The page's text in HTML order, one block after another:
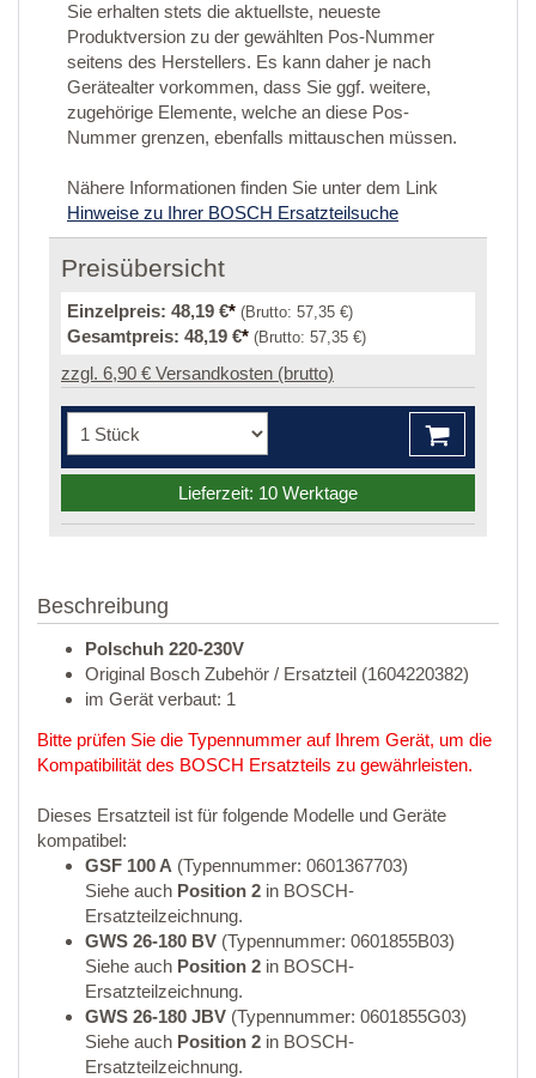
Sie erhalten stets die aktuellste, neueste
Produktversion zu der gewählten Pos-Nummer
seitens des Herstellers. Es kann daher je nach
Gerätealter vorkommen, dass Sie ggf. weitere,
zugehörige Elemente, welche an diese Pos-
Nummer grenzen, ebenfalls mittauschen müssen.
Nähere Informationen finden Sie unter dem Link
Hinweise zu Ihrer BOSCH Ersatzteilsuche
Preisübersicht
Einzelpreis: 48,19 €* (Brutto: 57,35 €)
Gesamtpreis: 48,19 €* (Brutto: 57,35 €)
zzgl. 6,90 € Versandkosten (brutto)
Lieferzeit: 10 Werktage
Beschreibung
Polschuh 220-230V
Original Bosch Zubehör / Ersatzteil (1604220382)
im Gerät verbaut: 1
Bitte prüfen Sie die Typennummer auf Ihrem Gerät, um die
Kompatibilität des BOSCH Ersatzteils zu gewährleisten.
Dieses Ersatzteil ist für folgende Modelle und Geräte
kompatibel:
GSF 100 A (Typennummer: 0601367703)
Siehe auch Position 2 in BOSCH-
Ersatzteilzeichnung.
GWS 26-180 BV (Typennummer: 0601855B03)
Siehe auch Position 2 in BOSCH-
Ersatzteilzeichnung.
GWS 26-180 JBV (Typennummer: 0601855G03)
Siehe auch Position 2 in BOSCH-
Ersatzteilzeichnung.